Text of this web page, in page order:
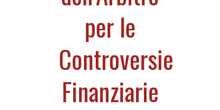
per le
Controversie
Finanziarie